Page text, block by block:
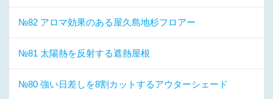
№82 アロマ効果のある屋久島地杉フロアー
№81 太陽熱を反射する遮熱屋根
№80 強い日差しを8割カットするアウターシェード